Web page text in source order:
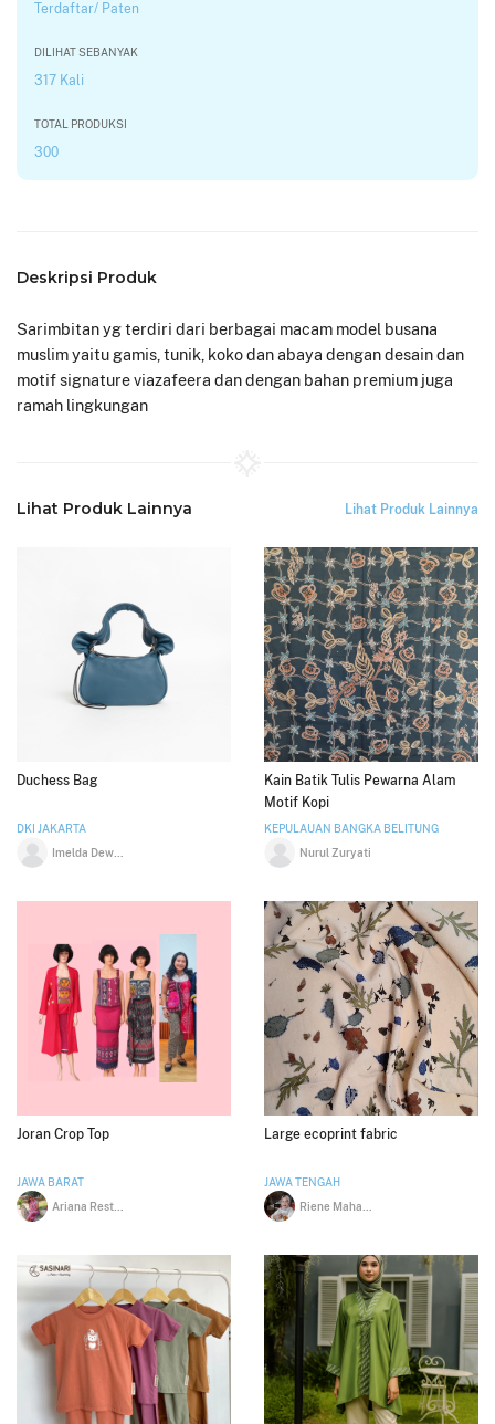
Terdaftar/ Paten
DILIHAT SEBANYAK
317 Kali
TOTAL PRODUKSI
300
Deskripsi Produk
Sarimbitan yg terdiri dari berbagai macam model busana
muslim yaitu gamis, tunik, koko dan abaya dengan desain dan
motif signature viazafeera dan dengan bahan premium juga
ramah lingkungan
Lihat Produk Lainnya Lihat Produk Lainnya
Duchess Bag
DKI JAKARTA
Kain Batik Tulis Pewarna Alam
Motif Kopi
KEPULAUAN BANGKA BELITUNG
Nurul Zuryati
Joran Crop Top
JAWA BARAT
Large ecoprint fabric
JAWA TENGAH